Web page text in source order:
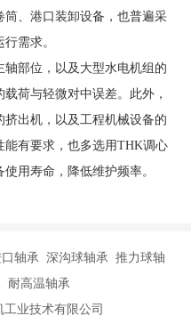
、港口装卸设备，也普遍采
需求。
部位，以及大型水电机组的
荷与轻微对中误差。此外，
出机，以及工程机械设备的
能有要求，也多选用THK调心
用寿命，降低维护频率。
轴承 深沟球轴承 推力球轴
耐高温轴承
业技术有限公司